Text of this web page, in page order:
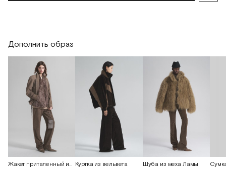
Дополнить образ
Жакет приталенный из замши Куртка из вельвета
Шуба из меха Ламы